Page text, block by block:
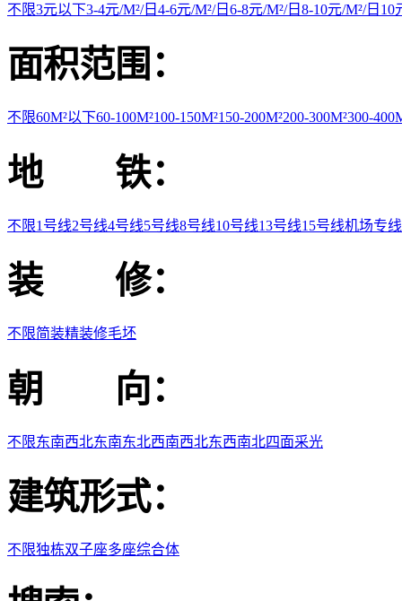
不限3元以下3-4元/M²/日 4-6元/M²/日 6-8元/M²/日 8-10元/M²/日 10
面积范围：
不限60M²以下60-100M²100-150M²150-200M²200-300M²300-
地 铁：
不限1号线2号线4号线5号线8号线10号线13号线15号线机场专线
装 修：
不限简装精装修毛坯
朝 向：
不限东南西北东南东北西南西北东西南北四面采光
建筑形式：
不限独栋双子座多座综合体